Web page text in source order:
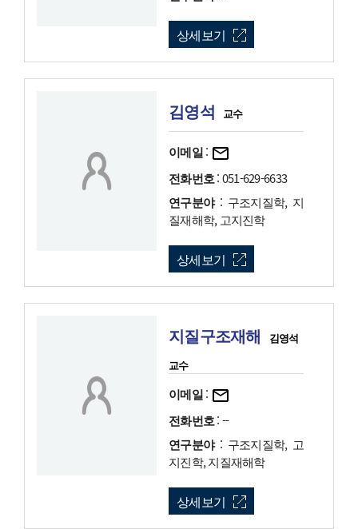
상세보기
김영석 교수
이메일:
전화번호: 051-629-6633
연구분야: 구조지질학, 지
질재해학, 고지진학
상세보기
지질구조재해
김영석
교수
이메일:
전화번호: --
연구분야: 구조지질학, 고
지진학, 지질재해학
상세보기